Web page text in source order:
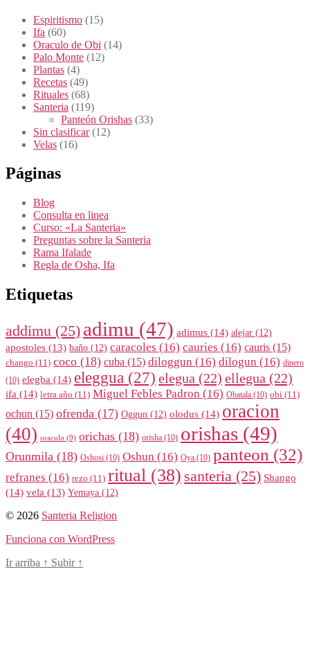
Espiritismo (15)
Ifa (60)
Oraculo de Obi (14)
Palo Monte (12)
Plantas (4)
Recetas (49)
Rituales (68)
Santeria (119)
Panteón Orishas (33)
Sin clasificar(12)
Velas (16)
Páginas
Blog
Consulta en linea
Curso: «La Santeria»
Preguntas sobre la Santeria
Rama Ifalade
Regla de Osha, Ifa
Etiquetas
addimu (25) adimu (47) adimus (14) alejar (12)
apostoles (13) baño (12) caracoles (16) cauries (16) cauris (15)
chango (11) coco (18) cuba (15) diloggun (16) dilogun (16) dinero
(10) elegba (14) eleggua (27) elegua (22) ellegua (22)
ifa (14) letra año (11) Miguel Febles Padron (16) Obatala (10) obi (11)
ochun (15) ofrenda (17) Oggun (12) olodus (14) oracion
(40) oraculo (9) orichas (18) orisha (10) orishas (49)
Orunmila (18) Oshosi (10) Oshun (16) Oya (10) panteon (32)
refranes (16) rezo (11) ritual (38) santeria (25) Shango
(14) vela (13) Yemaya (12)
© 2026 Santeria Religion
Funciona con WordPress
Ir arriba ↑ Subir ↑